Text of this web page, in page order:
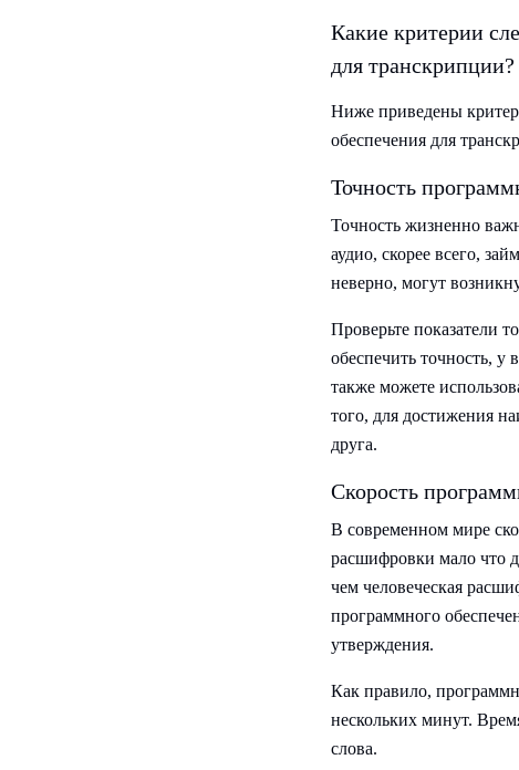
Какие критерии
для транскрипции?
Ниже приведены
обеспечения для
Точность
Точность жизненно
аудио, скорее всего,
неверно, могут
Проверьте показатели
обеспечить точность, у
также можете
того, для достижения
друга.
Скорость
В современном мире
расшифровки мало что
чем человеческая
программного
утверждения.
Как правило,
нескольких минут.
слова.